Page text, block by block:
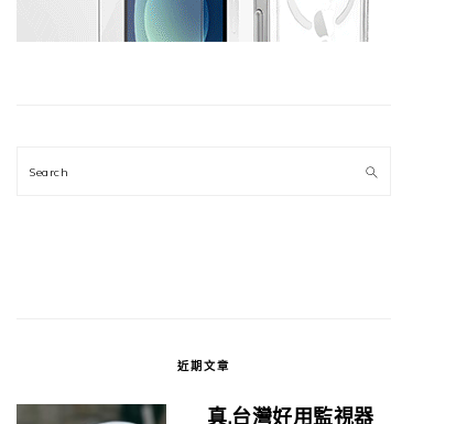
Search
近期文章
真.台灣好用監視器